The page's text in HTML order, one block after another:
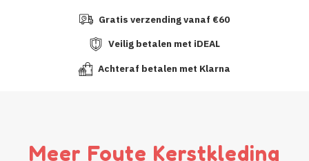
Gratis verzending vanaf €60
Veilig betalen met iDEAL
Achteraf betalen met Klarna
Meer Foute Kerstkleding